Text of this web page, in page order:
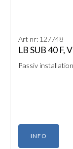
Art nr: 127748
LB SUB 40 F,
Passiv
INFO